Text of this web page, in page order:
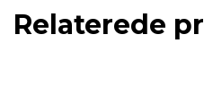
Relaterede